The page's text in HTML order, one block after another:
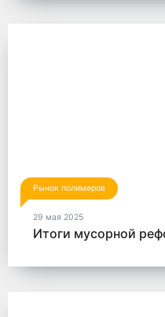
Рынок полимеров
29 мая 2025
Итоги мусорной